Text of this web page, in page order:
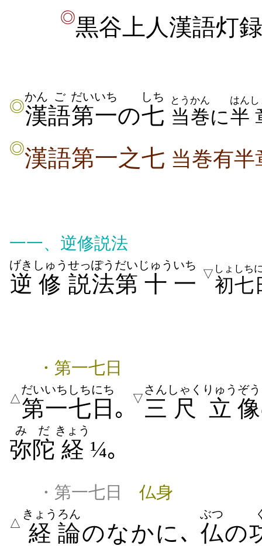
◎黒谷上人漢語灯
◎漢
かん
語
ご
第一
だいいち
の七
しち
当巻
とうかん
に半
はん
◎漢語第一之七 当巻有半
一一、逆修説法
逆
げき
修
しゅう
説法
せっぽう
第
だい
十
じゅう
一
いち
▽初
しょ
七
しち
・第一七日
△第一
だいいち
七日
しちにち
｡ ▽ 三
さん
尺
しゃく
立
りゅう
像
ぞう
弥陀
みだ
経
きょう
¼｡
・第一七日 仏身
△ 経
きょう
論
ろん
のなかに､ 仏
ぶつ
の